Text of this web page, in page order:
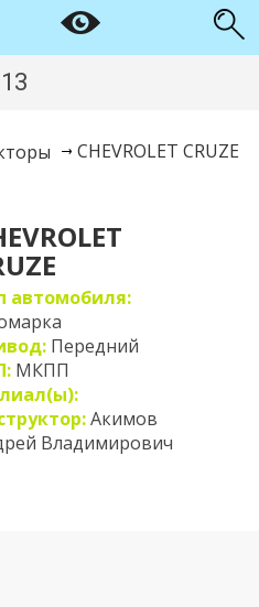
CHEVROLET CRUZE
автомобиля:
Передний
МКПП
Акимов
Владимирович